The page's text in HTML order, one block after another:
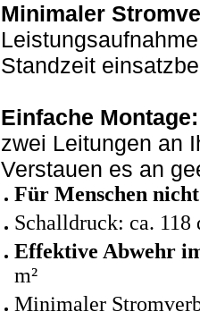
Minimaler
Standzeit
Einfache Montage:
zwei Leitungen an
Verstauen es an
Für Menschen
Schalldruck: ca. 118
Effektive Abwehr
m²
Minimaler